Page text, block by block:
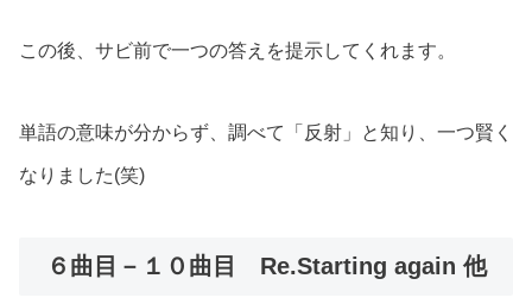
この後、サビ前で一つの答えを提示してくれます。
単語の意味が分からず、調べて「反射」と知り、一つ賢く
なりました(笑)
６曲目－１０曲目 Re.Starting again 他